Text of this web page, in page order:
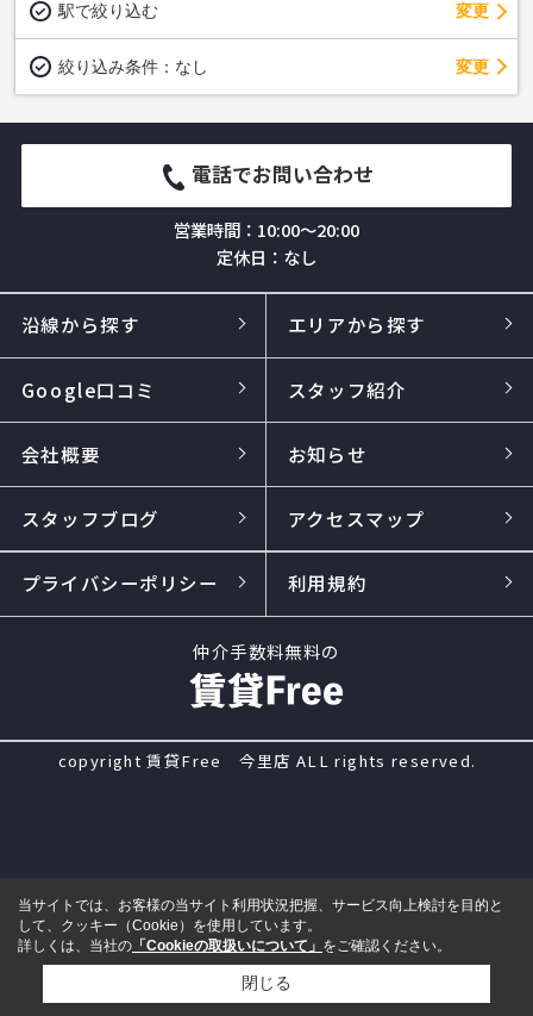
駅で絞り込む 変更
絞り込み条件： なし 変更
電話でお問い合わせ
営業時間：10:00～20:00
定休日：なし
沿線から探す エリアから探す
Google口コミ スタッフ紹介
会社概要 お知らせ
スタッフブログ アクセスマップ
プライバシーポリシー 利用規約
仲介手数料無料の
copyright 賃貸Free 今里店 ALL rights reserved.
当サイトでは、お客様の当サイト利用状況把握、サービス向上検討を目的と
して、クッキー（Cookie）を使用しています。
詳しくは、当社の 「Cookieの取扱いについて」 をご確認ください。
閉じる